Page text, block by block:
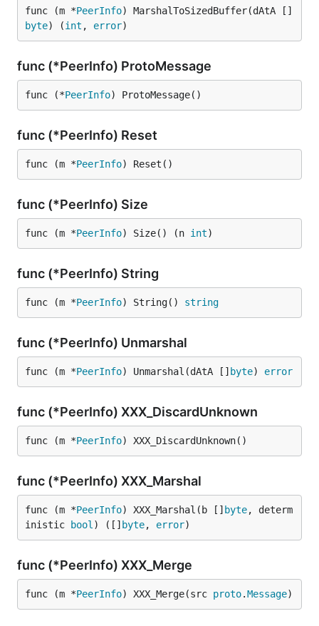
func (m *PeerInfo) MarshalToSizedBuffer(dAtA []
byte) (int , error)
func (*PeerInfo) ProtoMessage
func (*PeerInfo) ProtoMessage()
func (*PeerInfo) Reset
func (m *PeerInfo) Reset()
func (*PeerInfo) Size
func (m *PeerInfo) Size() (n int)
func (*PeerInfo) String
func (m *PeerInfo) String() string
func (*PeerInfo) Unmarshal
func (m *PeerInfo) Unmarshal(dAtA [] byte) error
func (*PeerInfo) XXX_DiscardUnknown
func (m *PeerInfo) XXX_DiscardUnknown()
func (*PeerInfo) XXX_Marshal
func (m *PeerInfo) XXX_Marshal(b [] byte, determ
inistic
bool ) ([] byte, error)
func (*PeerInfo) XXX_Merge
func (m *PeerInfo) XXX_Merge(src proto.Message)